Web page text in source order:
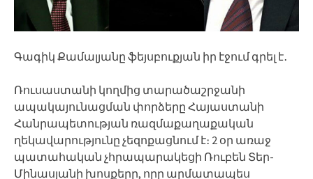
Գագիկ Քամալյանը ֆեյսբուքյան իր էջում գրել է․
Ռուսաստանի կողմից տարածաշրջանի
ապակայունացման փորձերը Հայաստանի
Հանրապետության ռազմաքաղաքական
ղեկավարությունը չեզոքացնում է։ 2 օր առաջ
պատահական չհրապարակեցի Ռուբեն Տեր-
Մինասյանի խոսքերը, որը արմատապես